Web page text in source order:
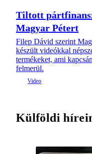
Tiltott
Magyar Pétert
Filep Dávid szerint
készült videókkal
termékeket, ami
felmerül.
Külföldi